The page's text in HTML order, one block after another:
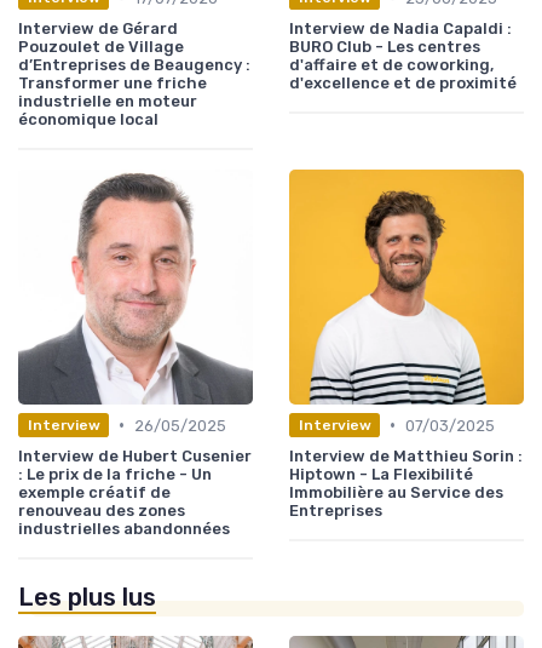
Interview de Gérard
Pouzoulet de Village
d’Entreprises de Beaugency :
Transformer une friche
industrielle en moteur
économique local
Interview de Nadia Capaldi :
BURO Club - Les centres
d'affaire et de coworking,
d'excellence et de proximité
Interview •
26/05/2025
Interview de Hubert Cusenier
: Le prix de la friche - Un
exemple créatif de
renouveau des zones
industrielles abandonnées
Interview • 07/03/2025
Interview de Matthieu Sorin :
Hiptown - La Flexibilité
Immobilière au Service des
Entreprises
Les plus lus